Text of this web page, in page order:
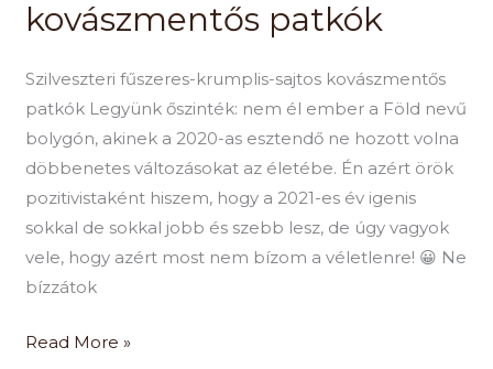
kovászmentős patkók
Szilveszteri fűszeres-krumplis-sajtos kovászmentős
patkók Legyünk őszinték: nem él ember a Föld nevű
bolygón, akinek a 2020-as esztendő ne hozott volna
döbbenetes változásokat az életébe. Én azért örök
pozitivistaként hiszem, hogy a 2021-es év igenis
sokkal de sokkal jobb és szebb lesz, de úgy vagyok
vele, hogy azért most nem bízom a véletlenre! 😀 Ne
bízzátok
patkók
Read More »